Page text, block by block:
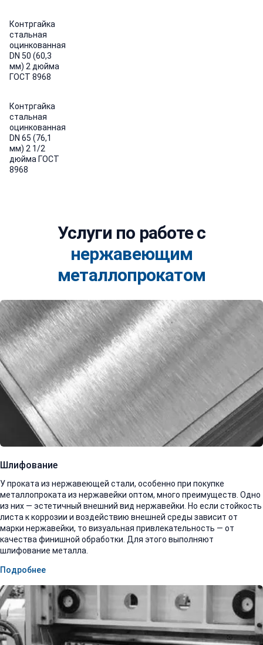
Контргайка
стальная
оцинкованная
DN 50 (60,3
мм) 2 дюйма
ГОСТ 8968
Контргайка
стальная
оцинкованная
DN 65 (76,1
мм) 2 1/2
дюйма ГОСТ
8968
Услуги по работе с
нержавеющим
металлопрокатом
Шлифование
У проката из нержавеющей стали, особенно при покупке
металлопроката из нержавейки оптом, много преимуществ. Одно
из них — эстетичный внешний вид нержавейки. Но если стойкость
листа к коррозии и воздействию внешней среды зависит от
марки нержавейки, то визуальная привлекательность — от
качества финишной обработки. Для этого выполняют
шлифование металла.
Подробнее